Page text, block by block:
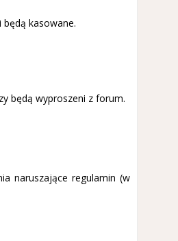
kasowane.
będą wyproszeni z forum.
naruszające regulamin (w